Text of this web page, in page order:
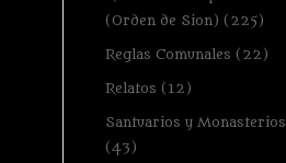
(Orden de Sion) (225)
Reglas Comunales (22)
Relatos (12)
Santuarios y Monasterios
(43)